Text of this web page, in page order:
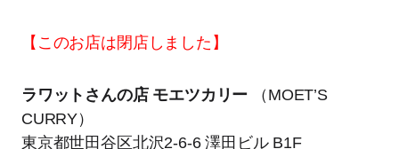
【このお店は閉店しました】
ラワットさんの店 モエツカリー （MOET’S
CURRY）
東京都世田谷区北沢2-6-6 澤田ビル B1F